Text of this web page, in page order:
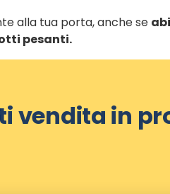
alla tua porta, anche se
pesanti.
vendita in